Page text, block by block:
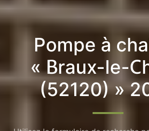
Pompe à
« Braux-le-
(52120) »